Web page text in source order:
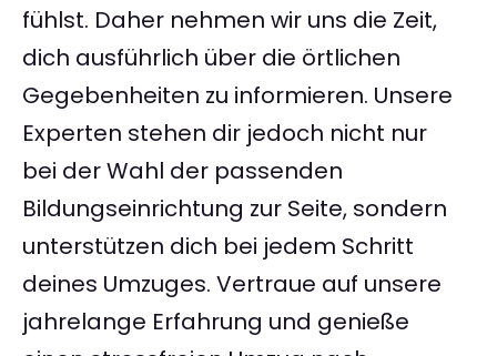
fühlst. Daher nehmen wir uns die Zeit,
dich ausführlich über die örtlichen
Gegebenheiten zu informieren. Unsere
Experten stehen dir jedoch nicht nur
bei der Wahl der passenden
Bildungseinrichtung zur Seite, sondern
unterstützen dich bei jedem Schritt
deines Umzuges. Vertraue auf unsere
jahrelange Erfahrung und genieße